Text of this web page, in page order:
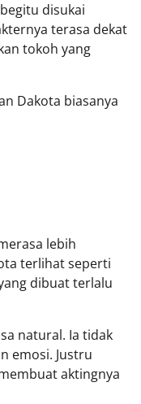
disukai
terasa dekat
tokoh yang
Dakota biasanya
lebih
terlihat seperti
dibuat terlalu
natural. Ia tidak
emosi. Justru
aktingnya